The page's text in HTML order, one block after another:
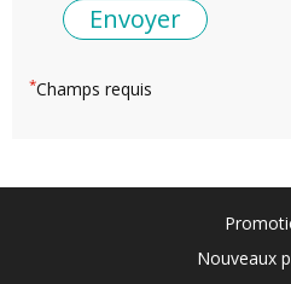
*Champs requis
Nouveaux